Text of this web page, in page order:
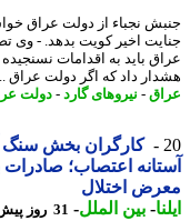
نجباء از دولت عراق خواست
اخیر کویت بدهد. - وی
باید به اقدامات نسنجیده و
داد که اگر دولت عراق ...
- نیروهای گارد-دولت عراق-
اعتصاب؛ صادرات
اختلال
-بین الملل-